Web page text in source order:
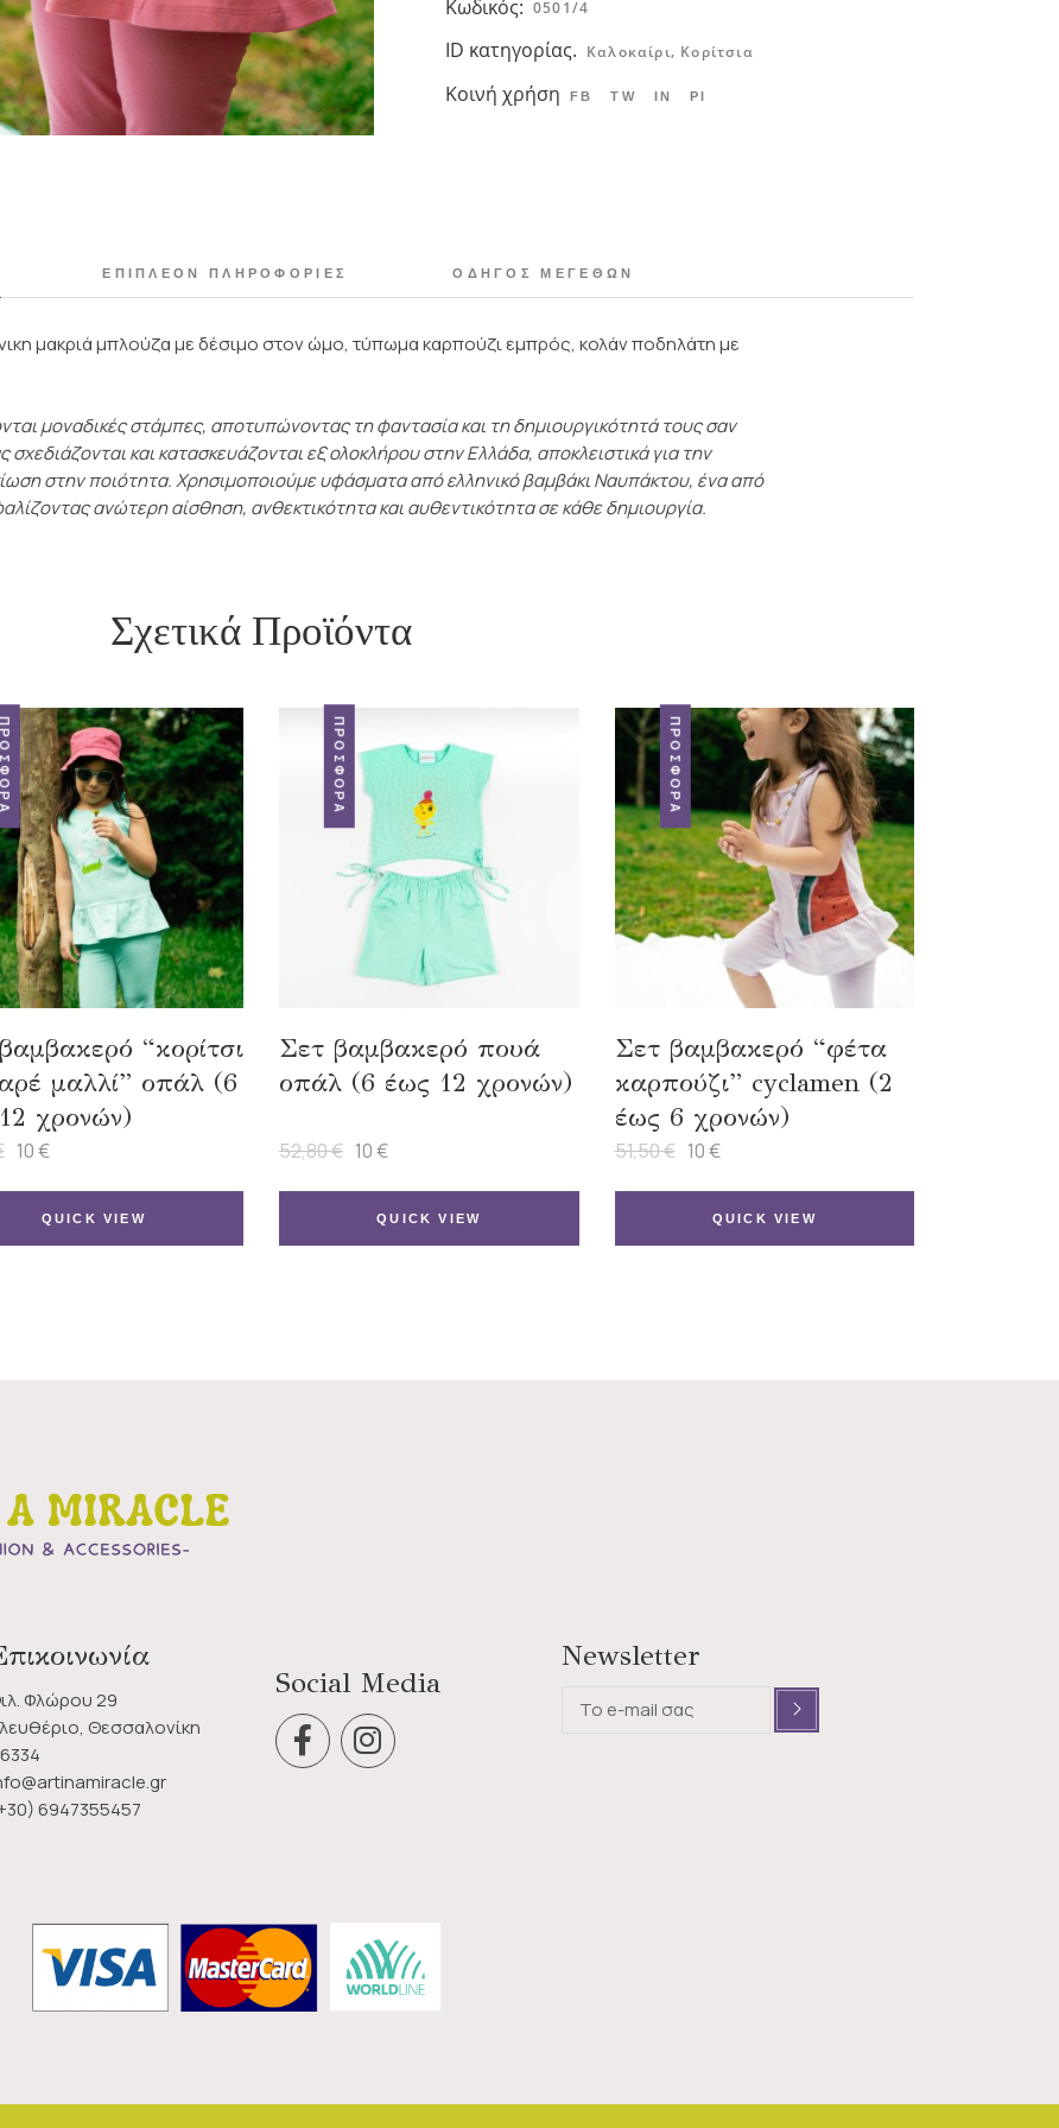
Κωδικός: 0501/4
ID κατηγορίας. Καλοκαίρι, Κορίτσια
Κοινή χρήση FB TW IN PI
ΕΠΙΠΛΈΟΝ ΠΛΗΡΟΦΟΡΊΕΣ ΟΔΗΓΌΣ ΜΕΓΕΘΏΝ
μακριά μπλούζα με δέσιμο στον ώμο, τύπωμα καρπούζι εμπρός, κολάν ποδηλάτη με
μοναδικές στάμπες, αποτυπώνοντας τη φαντασία και τη δημιουργικότητά τους σαν
και κατασκευάζονται εξ ολοκλήρου στην Ελλάδα, αποκλειστικά για την
στην ποιότητα. Χρησιμοποιούμε υφάσματα από ελληνικό βαμβάκι Ναυπάκτου, ένα από
ανώτερη αίσθηση, ανθεκτικότητα και αυθεντικότητα σε κάθε δημιουργία.
Σχετικά Προϊόντα
ΠΡΟΣΦΟΡΆ
“κορίτσι
μαλλί” οπάλ (6
χρονών)
51,50 €.
10€
είναι:QUICK VIEW
ΠΡΟΣΦΟΡΆ
Σετ βαμβακερό πουά
οπάλ (6 έως 12 χρονών)
52,80€
Original
was:
52,80 €.
10€
Η
τιμή
είναι:QUICK VIEW
ΠΡΟΣΦΟΡΆ
Σετ βαμβακερό “φέτα
καρπούζι” cyclamen (2
έως 6 χρονών)
51,50€
Original
was:
51,50 €.
10€
Η
τιμή
είναι:QUICK VIEW
Φλώρου 29
Θεσσαλονίκη
6947355457
Social Media
Newsletter